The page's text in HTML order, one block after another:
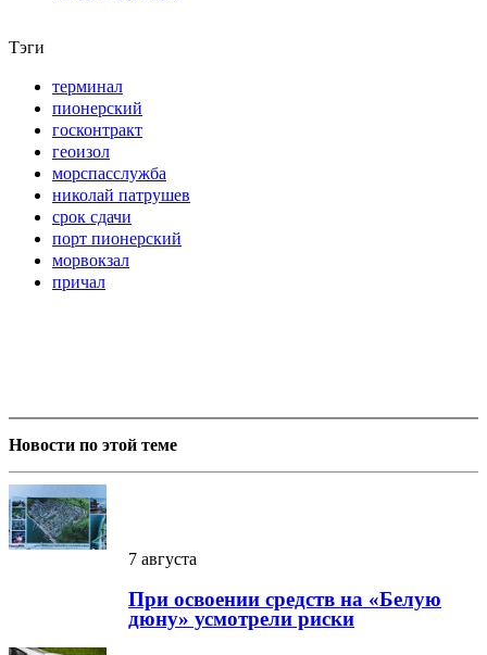
Тэги
терминал
пионерский
госконтракт
геоизол
морспасслужба
николай патрушев
срок сдачи
порт пионерский
морвокзал
причал
Новости по этой теме
7 августа
При освоении средств на «Белую
дюну» усмотрели риски